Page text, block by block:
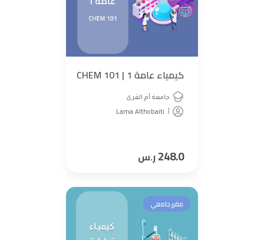
كيمياء عامة 1 | CHEM 101
جامعة أم القرى
أ. Lama Althobaiti
248.0ر.س
مقرر جامعي